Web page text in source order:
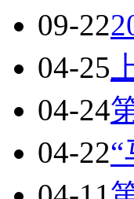
09-22
04-25
04-24
04-22